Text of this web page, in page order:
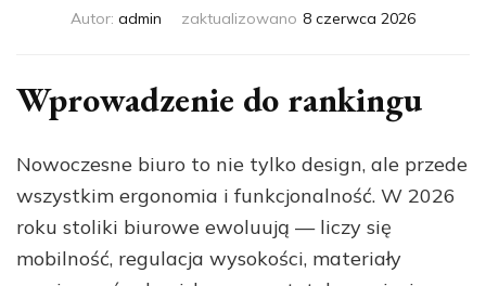
Autor: admin zaktualizowano 8 czerwca 2026
Wprowadzenie do rankingu
Nowoczesne biuro to nie tylko design, ale przede
wszystkim ergonomia i funkcjonalność. W 2026
roku stoliki biurowe ewoluują — liczy się
mobilność, regulacja wysokości, materiały